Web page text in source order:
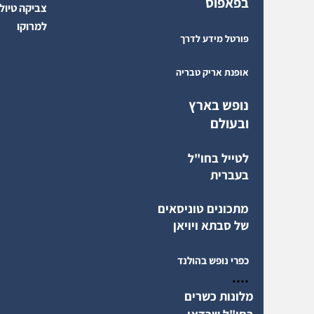
פורטל מידע לדרך
אופנת אריק טבריה
נופש בארץ
ובעולם
לטייל בחו"ל
בעברית
מתכונים טוניסאים
של סבתא ויויאן
כפרי נופש בהולנד
....
מלונות כשרים
צביקה
למרוקו